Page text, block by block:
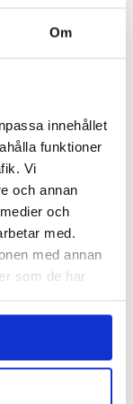
Om
innehållet
funktioner
Vi
och annan
och
med.
med annan
som de har
Gran - God Jul
79 kr
KÖP